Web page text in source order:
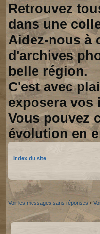
Retrouvez
dans une
Aidez-nous à
d'archives
belle région.
C'est avec
exposera vos
Vous pouvez
évolution en
Index du site
Voir les messages sans réponses •